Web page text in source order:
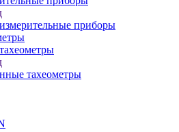
приборы
тахеометры